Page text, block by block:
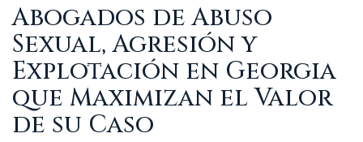
Abogados de Abuso
Sexual, Agresión y
Explotación en Georgia
que Maximizan el Valor
de su Caso